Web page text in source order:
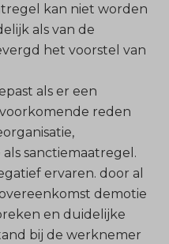
kan niet worden
als van de
het voorstel van
als er een
reden
sanctiemaatregel.
ervaren. door al
demotie
en duidelijke
bij de werknemer